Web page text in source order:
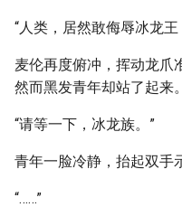
“人类，居然敢侮辱冰龙
麦伦再度俯冲，挥动龙爪
然而黑发青年却站了起来。
“请等一下，冰龙族。”
青年一脸冷静，抬起双手
“……”